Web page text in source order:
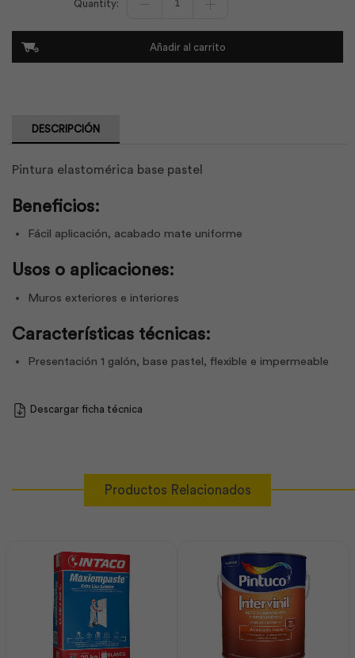
Elastomérica
Añadir al carrito
DESCRIPCIÓN
Pintura elastomérica base pastel
Beneficios:
Fácil aplicación, acabado mate uniforme
Usos o aplicaciones:
Muros exteriores e interiores
Características técnicas:
Presentación 1 galón, base pastel, flexible e impermeable
Descargar ficha técnica
Productos Relacionados